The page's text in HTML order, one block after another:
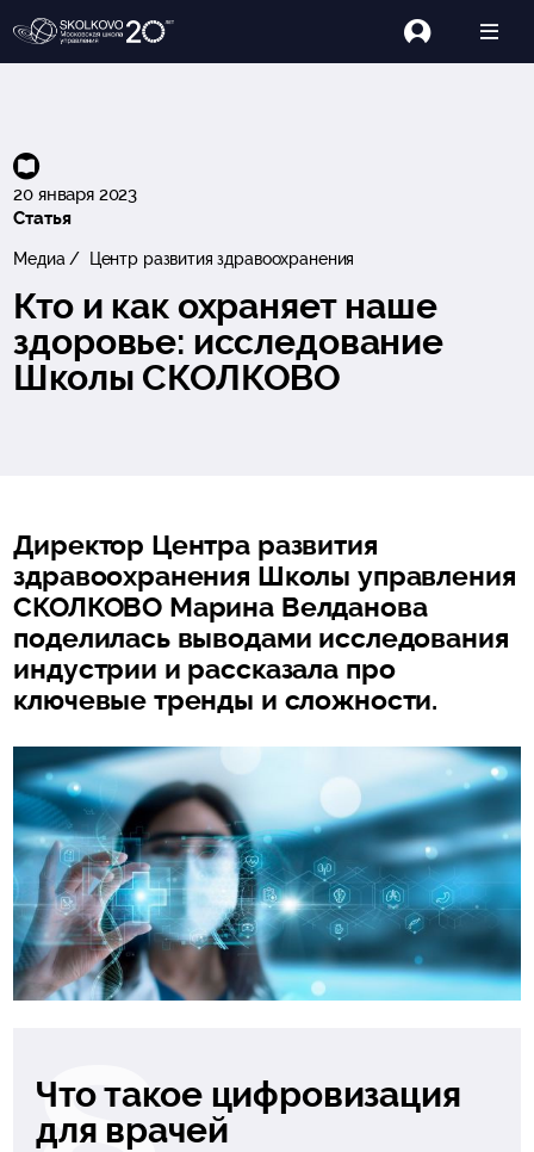
20 января 2023
Статья
Медиа Центр развития здравоохранения
Кто и как охраняет наше
здоровье: исследование
Школы СКОЛКОВО
Директор Центра развития
здравоохранения Школы управления
СКОЛКОВО Марина Велданова
поделилась выводами исследования
индустрии и рассказала про
ключевые тренды и сложности.
Что такое цифровизация
для врачей